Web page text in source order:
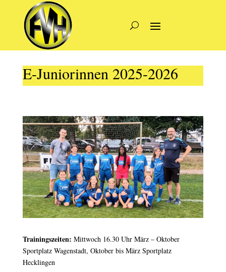
E-Juniorinnen 2025-2026
Trainingszeiten: Mittwoch 16.30 Uhr März – Oktober
Sportplatz Wagenstadt, Oktober bis März Sportplatz
Hecklingen